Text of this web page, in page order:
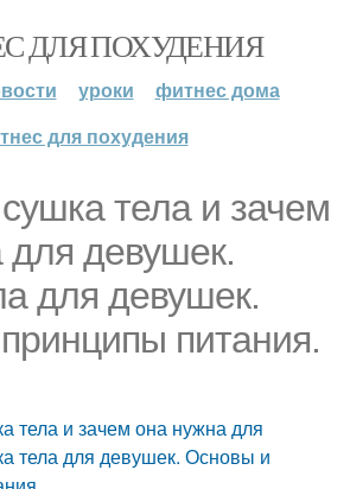
ДЛЯ ПОХУДЕНИЯ
уроки
фитнес дома
для похудения
тела и зачем
для девушек.
для девушек.
питания.
тела и зачем она нужна для
тела для девушек. Основы и